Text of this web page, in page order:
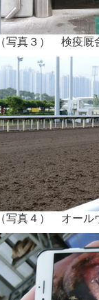
（写真３） 検疫厩
（写真４） オール